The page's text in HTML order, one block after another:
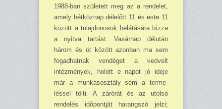
1988-ban szü­letett meg az a rendelet,
amely hétköznap délelőtt 11 és este 11
között a tulajdonosok belá­tá­sára bízza
a nyitva tartást. Vasárnap délután
három és öt között azonban ma sem
fogadhatnak vendéget a kedvelt
intézmények, holott e napot jó ideje
már a munkásosztály sem a terme­
léssel tölti. A zárórát és az utolsó
rendelés időpontját harangszó jelzi;